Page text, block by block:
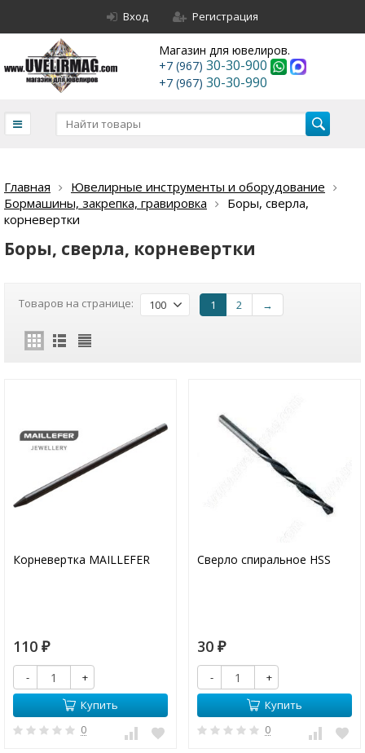
Вход Регистрация
Магазин для ювелиров.
+7 (967) 30-30-900
+7 (967) 30-30-990
Главная
Ювелирные инструменты и оборудование
Бормашины, закрепка, гравировка
Боры, сверла,
корневертки
Боры, сверла, корневертки
Товаров на странице: 100 1 2 →
Корневертка MAILLEFER
110 ₽
-
+
Купить
0
Сверло спиральное HSS
30 ₽
-
+
Купить
0